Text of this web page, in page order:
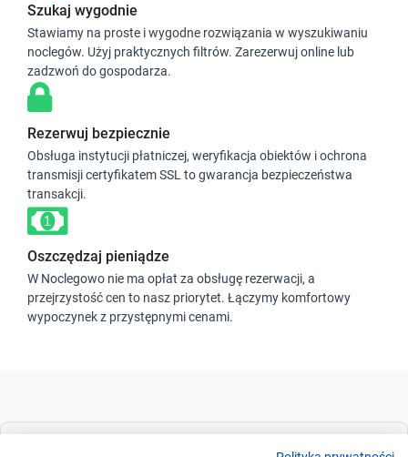
Szukaj wygodnie
Stawiamy na proste i wygodne rozwiązania w wyszukiwaniu
noclegów. Użyj praktycznych filtrów. Zarezerwuj online lub
zadzwoń do gospodarza.
Rezerwuj bezpiecznie
Obsługa instytucji płatniczej, weryfikacja obiektów i ochrona
transmisji certyfikatem SSL to gwarancja bezpieczeństwa
transakcji.
Oszczędzaj pieniądze
W Noclegowo nie ma opłat za obsługę rezerwacji, a
przejrzystość cen to nasz priorytet. Łączymy komfortowy
wypoczynek z przystępnymi cenami.